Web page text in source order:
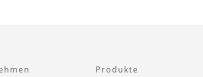
Produkte